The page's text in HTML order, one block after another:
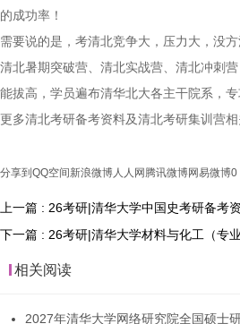
的成功率！
需要说的是，考清北竞争大，压力大，没
清北暑期突破营、清北实战营、清北冲刺
能拔高，学员遍布清华北大各主干院系，专
更多清北考研备考资料及清北考研集训营
分享到 QQ空间 新浪微博人人网 腾讯微博网易微博0
上一篇 : 26考研|清华大学中国史考研备考
下一篇 : 26考研|清华大学材料与化工（专
相关阅读
2027年清华大学网络研究院全国硕士